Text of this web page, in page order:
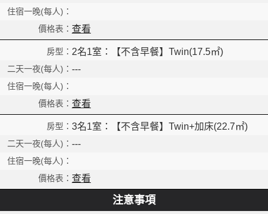
查看
2名1室：【不含早餐】Twin(17.5㎡)
---
查看
3名1室：【不含早餐】Twin+加床(22.7㎡)
---
查看
注意事項